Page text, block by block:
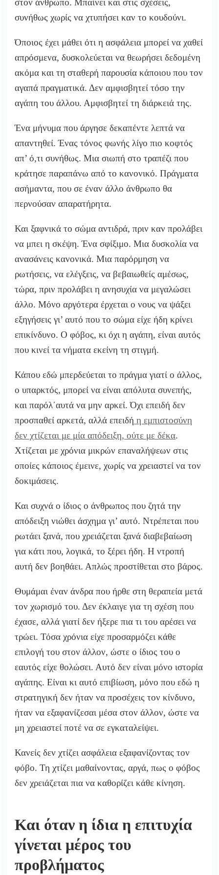
στον άνθρωπο. Μπαίνει και στις σχέσεις,
συνήθως χωρίς να χτυπήσει καν το κουδούνι.
Όποιος έχει μάθει ότι η ασφάλεια μπορεί να χαθεί
απρόσμενα, δυσκολεύεται να θεωρήσει δεδομένη
ακόμα και τη σταθερή παρουσία κάποιου που τον
αγαπά πραγματικά. Δεν αμφισβητεί τόσο την
αγάπη του άλλου. Αμφισβητεί τη διάρκειά της.
Ένα μήνυμα που άργησε δεκαπέντε λεπτά να
απαντηθεί. Ένας τόνος φωνής λίγο πιο κοφτός
απ’ ό,τι συνήθως. Μια σιωπή στο τραπέζι που
κράτησε παραπάνω από το κανονικό. Πράγματα
ασήμαντα, που σε έναν άλλο άνθρωπο θα
περνούσαν απαρατήρητα.
Και ξαφνικά το σώμα αντιδρά, πριν καν προλάβει
να μπει η σκέψη. Ένα σφίξιμο. Μια δυσκολία να
ανασάνεις κανονικά. Μια παρόρμηση να
ρωτήσεις, να ελέγξεις, να βεβαιωθείς αμέσως,
τώρα, πριν προλάβει η ανησυχία να μεγαλώσει
άλλο. Μόνο αργότερα έρχεται ο νους να ψάξει
εξηγήσεις γι’ αυτό που το σώμα είχε ήδη κρίνει
επικίνδυνο. Ο φόβος, κι όχι η αγάπη, είναι αυτός
που κινεί τα νήματα εκείνη τη στιγμή.
Κάπου εδώ μπερδεύεται το πράγμα γιατί ο άλλος,
ο υπαρκτός, μπορεί να είναι απόλυτα συνεπής,
και παρόλ΄αυτά να μην αρκεί. Όχι επειδή δεν
προσπαθεί αρκετά, αλλά επειδή η εμπιστοσύνη
δεν χτίζεται με μία απόδειξη, ούτε με δέκα.
Χτίζεται με χρόνια μικρών επαναλήψεων στις
οποίες κάποιος έμεινε, χωρίς να χρειαστεί να τον
δοκιμάσεις.
Και συχνά ο ίδιος ο άνθρωπος που ζητά την
απόδειξη νιώθει άσχημα γι’ αυτό. Ντρέπεται που
ρωτάει ξανά, που χρειάζεται ξανά διαβεβαίωση
για κάτι που, λογικά, το ξέρει ήδη. Η ντροπή
αυτή δεν βοηθάει. Απλώς προστίθεται στο βάρος.
Θυμάμαι έναν άνδρα που ήρθε στη θεραπεία μετά
τον χωρισμό του. Δεν έκλαιγε για τη σχέση που
έχασε, αλλά γιατί δεν ήξερε πια τι του αρέσει να
τρώει. Τόσα χρόνια είχε προσαρμόζει κάθε
επιλογή του στον άλλον, ώστε ο ίδιος του ο
εαυτός είχε θολώσει. Αυτό δεν είναι μόνο ιστορία
αγάπης. Είναι κι αυτό επιβίωση, μόνο που εδώ η
στρατηγική δεν ήταν να προσέχεις τον κίνδυνο,
ήταν να εξαφανίζεσαι μέσα στον άλλον, ώστε να
μη χρειαστεί ποτέ να σε εγκαταλείψει.
Κανείς δεν χτίζει ασφάλεια εξαφανίζοντας τον
φόβο. Τη χτίζει μαθαίνοντας, αργά, πως ο φόβος
δεν χρειάζεται πια να καθορίζει κάθε κίνηση.
Και όταν η ίδια η επιτυχία
γίνεται μέρος του
προβλήματος